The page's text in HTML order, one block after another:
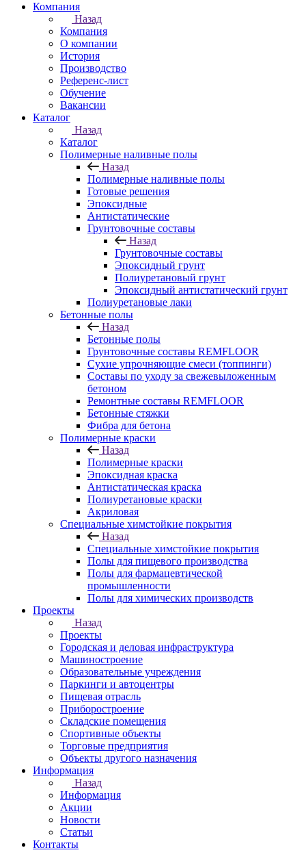
Компания
Назад
Компания
О компании
История
Производство
Референс-лист
Обучение
Вакансии
Каталог
Назад
Каталог
Полимерные наливные полы
Назад
Полимерные наливные полы
Готовые решения
Эпоксидные
Антистатические
Грунтовочные составы
Назад
Грунтовочные составы
Эпоксидный грунт
Полиуретановый грунт
Эпоксидный антистатический грунт
Полиуретановые лаки
Бетонные полы
Назад
Бетонные полы
Грунтовочные составы REMFLOOR
Сухие упрочняющие смеси (топпинги)
Составы по уходу за свежевыложенным
бетоном
Ремонтные составы REMFLOOR
Бетонные стяжки
Фибра для бетона
Полимерные краски
Назад
Полимерные краски
Эпоксидная краска
Антистатическая краска
Полиуретановые краски
Акриловая
Специальные химстойкие покрытия
Назад
Специальные химстойкие покрытия
Полы для пищевого производства
Полы для фармацевтической
промышленности
Полы для химических производств
Проекты
Назад
Проекты
Городская и деловая инфраструктура
Машиностроение
Образовательные учреждения
Паркинги и автоцентры
Пищевая отрасль
Приборостроение
Складские помещения
Спортивные объекты
Торговые предприятия
Объекты другого назначения
Информация
Назад
Информация
Акции
Новости
Статьи
Контакты